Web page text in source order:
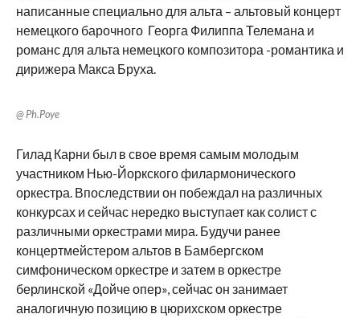
написанные специально для альта – альтовый концерт
немецкого барочного Георга Филиппа Телемана и
романс для альта немецкого композитора -романтика и
дирижера Макса Бруха.
@ Ph.Poye
Гилад Карни был в свое время самым молодым
участником Нью-Йоркского филармонического
оркестра. Впоследствии он побеждал на различных
конкурсах и сейчас нередко выступает как солист с
различными оркестрами мира. Будучи ранее
концертмейстером альтов в Бамбергском
симфоническом оркестре и затем в оркестре
берлинской «Дойче опер», сейчас он занимает
аналогичную позицию в цюрихском оркестре